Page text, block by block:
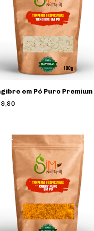
em Pó Puro Premium